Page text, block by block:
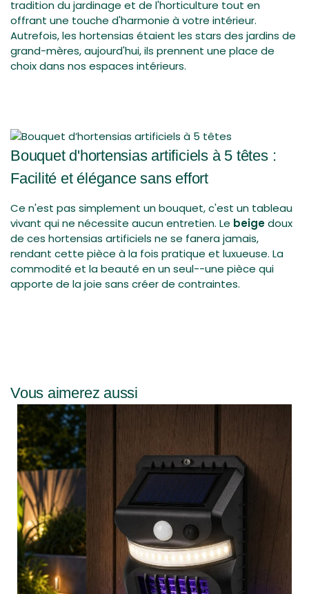
tradition du jardinage et de l'horticulture tout en
offrant une touche d'harmonie à votre intérieur.
Autrefois, les hortensias étaient les stars des jardins de
grand-mères, aujourd'hui, ils prennent une place de
choix dans nos espaces intérieurs.
Bouquet d'hortensias artificiels à 5 têtes :
Facilité et élégance sans effort
Ce n'est pas simplement un bouquet, c'est un tableau
vivant qui ne nécessite aucun entretien. Le beigedoux
de ces hortensias artificiels ne se fanera jamais,
rendant cette pièce à la fois pratique et luxueuse. La
commodité et la beauté en un seul--une pièce qui
apporte de la joie sans créer de contraintes.
Vous aimerez aussi